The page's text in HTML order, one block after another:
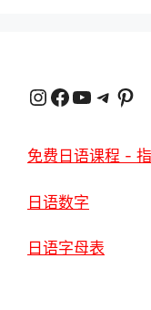
Instagram 臉書YouTube 電報 Pinterest
免费日语课程 -
日语数字
日语字母表